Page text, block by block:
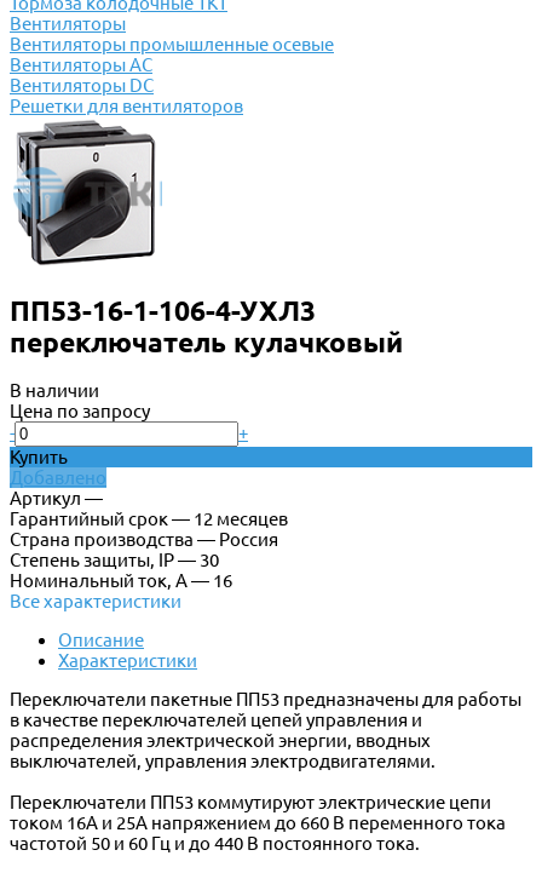
Вентиляторы
Вентиляторы промышленные осевые
Вентиляторы АС
Вентиляторы DC
Решетки для вентиляторов
ПП53-16-1-106-4-УХЛ3
переключатель кулачковый
В наличии
Цена по запросу
-
+
Купить
Добавлено
Артикул —
Гарантийный срок — 12 месяцев
Страна производства — Россия
Степень защиты, IP — 30
Номинальный ток, А — 16
Все характеристики
Описание
Характеристики
Переключатели пакетные ПП53 предназначены для работы
в качестве переключателей цепей управления и
распределения электрической энергии, вводных
выключателей, управления электродвигателями.
Переключатели ПП53 коммутируют электрические цепи
током 16А и 25А напряжением до 660 В переменного тока
частотой 50 и 60 Гц и до 440 В постоянного тока.